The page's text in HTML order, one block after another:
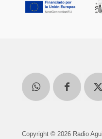
Copyright © 2026 Radio